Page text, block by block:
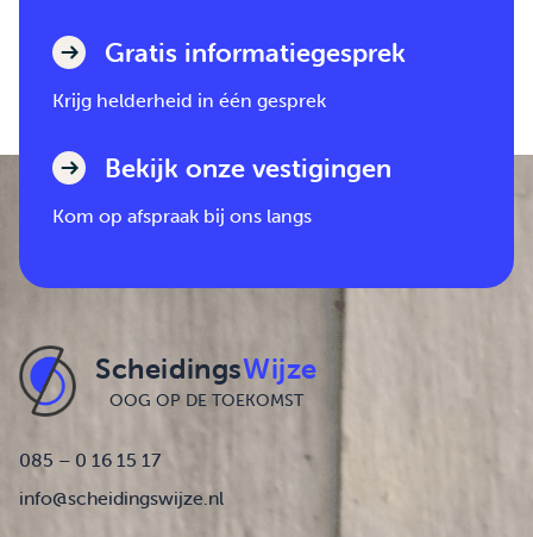
Gratis informatiegesprek
Krijg helderheid in één gesprek
Bekijk onze vestigingen
Kom op afspraak bij ons langs
ScheidingsWijze
OOG OP DE TOEKOMST
085 – 0 16 15 17
info@scheidingswijze.nl